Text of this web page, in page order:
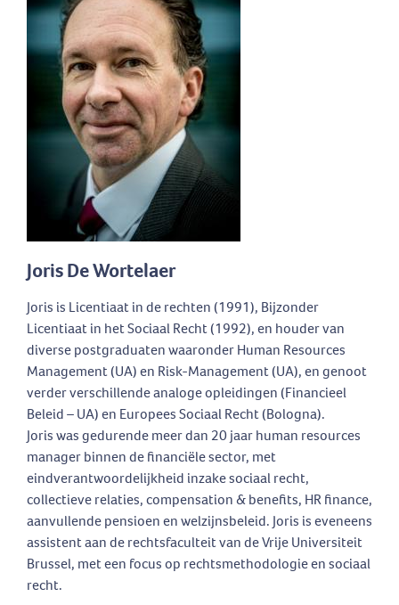
Joris De Wortelaer
Joris is Licentiaat in de rechten (1991), Bijzonder
Licentiaat in het Sociaal Recht (1992), en houder van
diverse postgraduaten waaronder Human Resources
Management (UA) en Risk-Management (UA), en genoot
verder verschillende analoge opleidingen (Financieel
Beleid – UA) en Europees Sociaal Recht (Bologna).
Joris was gedurende meer dan 20 jaar human resources
manager binnen de financiële sector, met
eindverantwoordelijkheid inzake sociaal recht,
collectieve relaties, compensation & benefits, HR finance,
aanvullende pensioen en welzijnsbeleid. Joris is eveneens
assistent aan de rechtsfaculteit van de Vrije Universiteit
Brussel, met een focus op rechtsmethodologie en sociaal
recht.